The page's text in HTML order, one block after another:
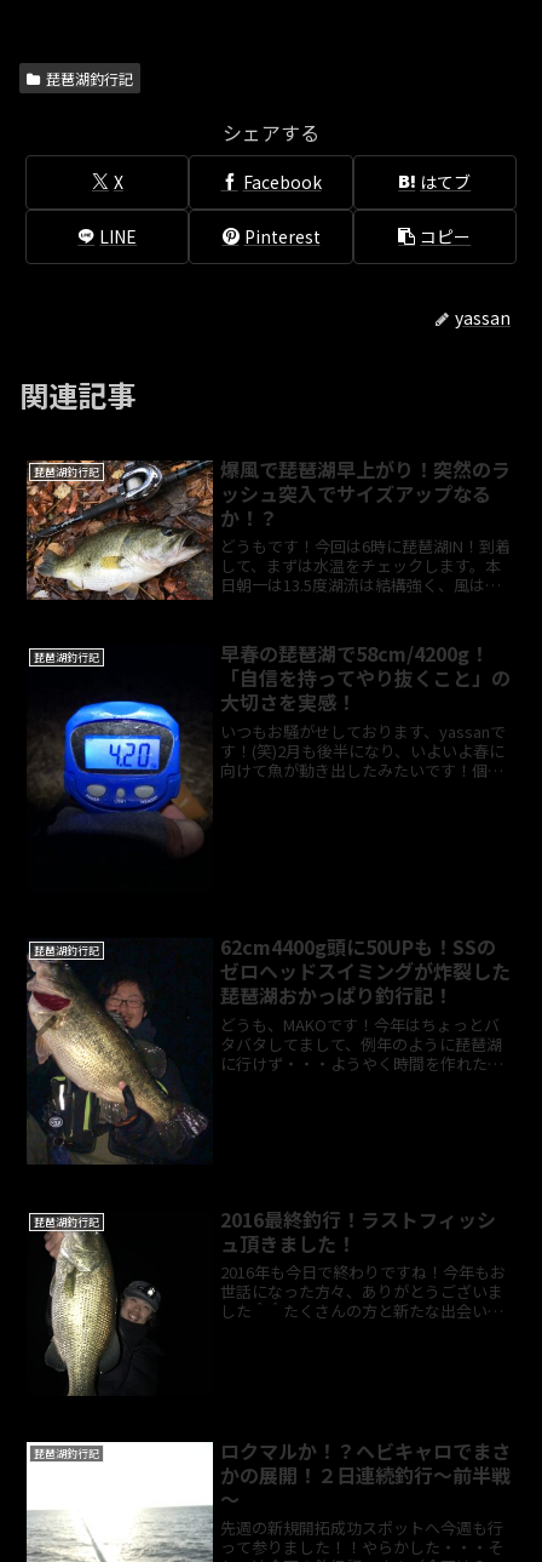
琵琶湖釣行記
シェアする
X Facebook はてブ
LINE Pinterest コピー
yassan
関連記事
琵琶湖釣行記
爆風で琵琶湖早上がり！突然のラ
ッシュ突入でサイズアップなる
か！？
どうもです！今回は6時に琵琶湖IN！到着
して、まずは水温をチェックします。本
日朝一は13.5度湖流は結構強く、風はあ
ストバイトかなりショートバイトで、食
い込むの待っ...
琵琶湖釣行記
早春の琵琶湖で58cm/4200g！
「自信を持ってやり抜くこと」の
大切さを実感！
いつもお騒がせしております、yassanで
す！(笑)2月も後半になり、いよいよ春に
向けて魚が動き出したみたいです！個人
琵琶湖釣行記
62cm4400g頭に50UPも！SSの
ゼロヘッドスイミングが炸裂した
琵琶湖おかっぱり釣行記！
どうも、MAKOです！今年はちょっとバ
タバタしてまして、例年のように琵琶湖
に行けず・・・ようやく時間を作れたの
琵琶湖釣行記
2016最終釣行！ラストフィッシ
ュ頂きました！
2016年も今日で終わりですね！今年もお
世話になった方々、ありがとうございま
した＾＾たくさんの方と新たな出会いも
琵琶湖釣行記
ロクマルか！？ヘビキャロでまさ
かの展開！２日連続釣行～前半戦
～
先週の新規開拓成功スポットへ今週も行
って参りました！！やらかした・・・そ